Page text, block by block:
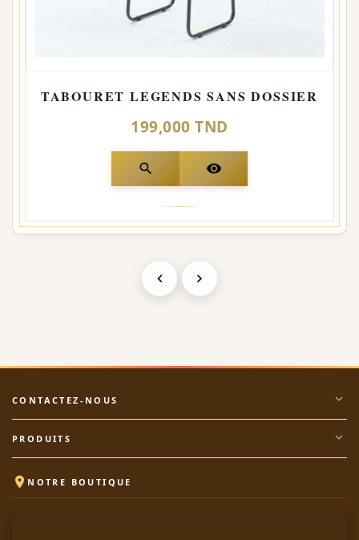
TABOURET LEGENDS SANS DOSSIER
199,000 TND
search visibility
CONTACTEZ-NOUS expand_more
PRODUITS expand_more
 NOTRE BOUTIQUE